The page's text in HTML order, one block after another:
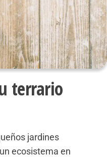
terrario
jardines
ecosistema en